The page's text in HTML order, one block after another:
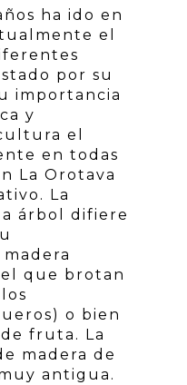
ha ido en
el
por su
importancia
y
el
en todas
La Orotava
La
árbol difiere
que brotan
o bien
fruta. La
madera de
antigua.